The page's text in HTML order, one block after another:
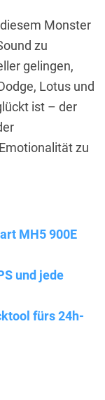
Monster
zu
gelingen,
Lotus und
ist – der
zu
MH5 900E
und jede
fürs 24h-